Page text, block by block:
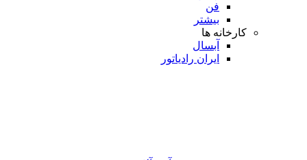
فن
بیشتر
کارخانه ها
آبسال
ایران رادیاتور